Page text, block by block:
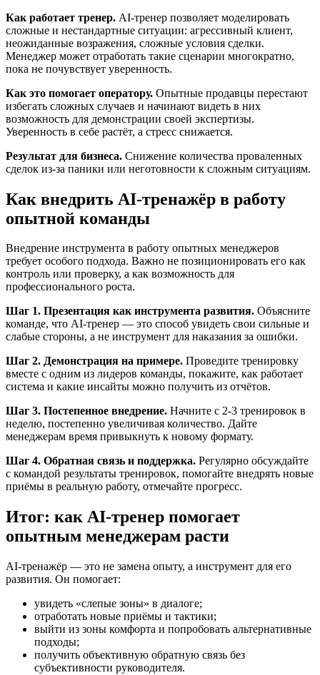
Как работает тренер. AI-тренер позволяет моделировать
сложные и нестандартные ситуации: агрессивный клиент,
неожиданные возражения, сложные условия сделки.
Менеджер может отработать такие сценарии многократно,
пока не почувствует уверенность.
Как это помогает оператору. Опытные продавцы перестают
избегать сложных случаев и начинают видеть в них
возможность для демонстрации своей экспертизы.
Уверенность в себе растёт, а стресс снижается.
Результат для бизнеса. Снижение количества проваленных
сделок из-за паники или неготовности к сложным ситуациям.
Как внедрить AI-тренажёр в работу
опытной команды
Внедрение инструмента в работу опытных менеджеров
требует особого подхода. Важно не позиционировать его как
контроль или проверку, а как возможность для
профессионального роста.
Шаг 1. Презентация как инструмента развития. Объясните
команде, что AI-тренер — это способ увидеть свои сильные и
слабые стороны, а не инструмент для наказания за ошибки.
Шаг 2. Демонстрация на примере. Проведите тренировку
вместе с одним из лидеров команды, покажите, как работает
система и какие инсайты можно получить из отчётов.
Шаг 3. Постепенное внедрение. Начните с 2-3 тренировок в
неделю, постепенно увеличивая количество. Дайте
менеджерам время привыкнуть к новому формату.
Шаг 4. Обратная связь и поддержка. Регулярно обсуждайте
с командой результаты тренировок, помогайте внедрять новые
приёмы в реальную работу, отмечайте прогресс.
Итог: как AI-тренер помогает
опытным менеджерам расти
AI-тренажёр — это не замена опыту, а инструмент для его
развития. Он помогает:
увидеть «слепые зоны» в диалоге;
отработать новые приёмы и тактики;
выйти из зоны комфорта и попробовать альтернативные
подходы;
получить объективную обратную связь без
субъективности руководителя.